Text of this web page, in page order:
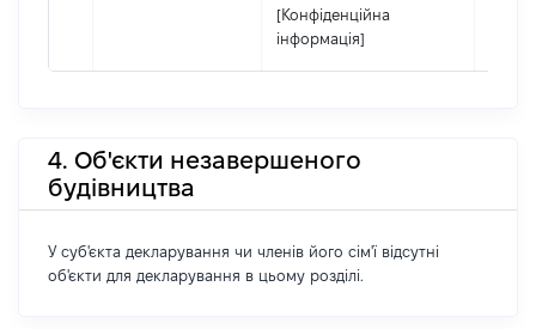
[Конфіденційна
інформація]
4. Об'єкти незавершеного
будівництва
У суб'єкта декларування чи членів його сім'ї відсутні
об'єкти для декларування в цьому розділі.